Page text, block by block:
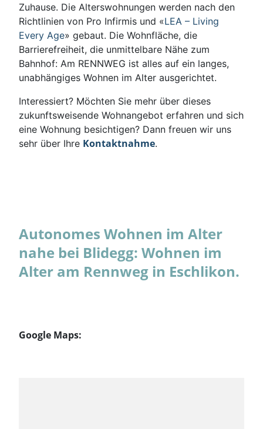
Zuhause. Die Alterswohnungen werden nach den
Richtlinien von Pro Infirmis und «LEA – Living
Every Age» gebaut. Die Wohnfläche, die
Barrierefreiheit, die unmittelbare Nähe zum
Bahnhof: Am RENNWEG ist alles auf ein langes,
unabhängiges Wohnen im Alter ausgerichtet.
Interessiert? Möchten Sie mehr über dieses
zukunftsweisende Wohnangebot erfahren und sich
eine Wohnung besichtigen? Dann freuen wir uns
sehr über Ihre Kontaktnahme.
Autonomes Wohnen im Alter
nahe bei Blidegg: Wohnen im
Alter am Rennweg in Eschlikon.
Google Maps: